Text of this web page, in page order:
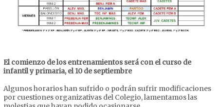
El comienzo de los entrenamientos será con el curso de
infantil y primaria, el 10 de septiembre
Algunos horarios han sufrido o podrán sufrir modificaciones
por cuestiones organizativas del Colegio, lamentamos las